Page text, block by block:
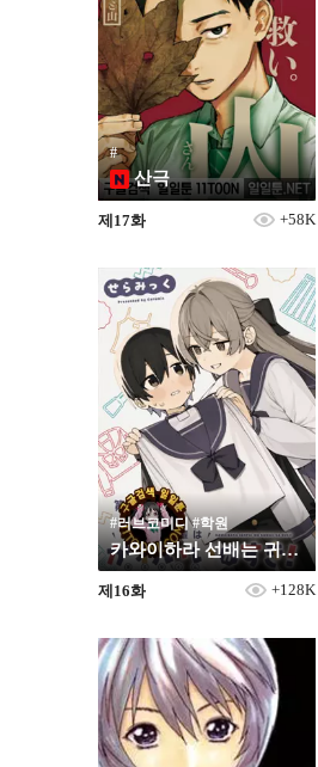
#
산극
제17화 +58K
#러브코미디 #학원
카와이하라 선배는 귀여운 걸 좋아해!
제16화 +128K
19